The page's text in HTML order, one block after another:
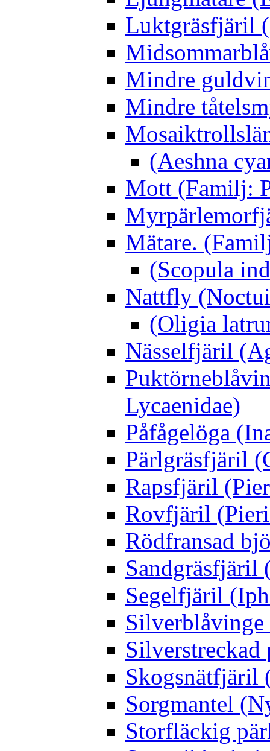
Luktgräsfjäril
Mindre
Mindre
(Aeshna
Mott (Familj:
Mätare.
(Scopula
Nattfly
(Oligia
Nässelfjäril
Lycaenidae)
Påfågelöga
Pärlgräsfjäril
Rapsfjäril
Rovfjäril
Rödfransad
Sandgräsfjäril
Segelfjäril
Silverblåvinge
Skogsnätfjäril
Sorgmantel
Storfläckig